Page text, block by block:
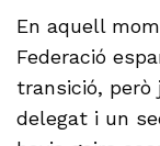
En aquell
Federació
transició, però
delegat i un